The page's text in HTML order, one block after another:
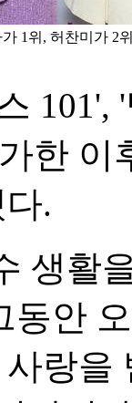
1위, 허찬미가 2
101',
한 이
.
생활
동안
랑을